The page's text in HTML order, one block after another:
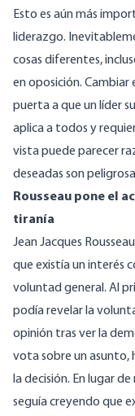
Esto es aún más
liderazgo.
cosas diferentes,
en oposición. Cambiar
puerta a que un líder
aplica a todos y
vista puede parecer
deseadas son
Rousseau pone el
tiranía
Jean Jacques
que existía un interés
voluntad general. Al
podía revelar la
opinión tras ver la
vota sobre un asunto,
la decisión. En lugar
seguía creyendo que